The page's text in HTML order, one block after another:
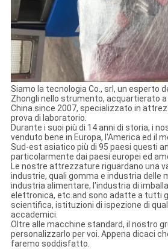
Siamo la tecnologia Co., srl, un esperto
Zhongli nello strumento, acquartierato a
China.since 2007, specializzato in
prova di laboratorio.
Durante i suoi più di 14 anni di storia, i
venduto bene in Europa, l'America ed il
Sud-est asiatico più di 95 paesi questi
particolarmente dai paesi europei ed
Le nostre attrezzature riguardano una
industrie, quali gomma e industria delle
industria alimentare, l'industria di
elettronica, etc.and sono adatte a tutti
scientifica, istituzioni di ispezione di
accademici.
Oltre alle macchine standard, il nostro
personalizzarlo per voi. Appena dicaci
faremo soddisfatto.